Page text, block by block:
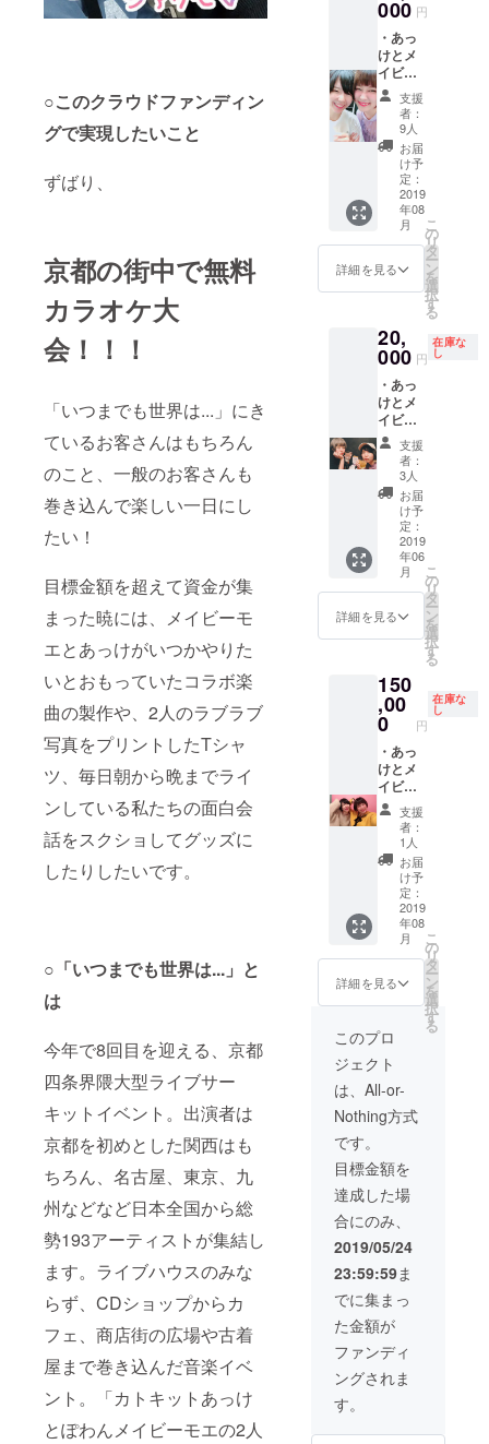
○このクラウドファンディン
グで実現したいこと
ずばり、
京都の街中で無料
カラオケ大
会！！！
「いつまでも世界は...」にき
ているお客さんはもちろん
のこと、一般のお客さんも
巻き込んで楽しい一日にし
たい！
目標金額を超えて資金が集
まった暁には、メイビーモ
エとあっけがいつかやりた
いとおもっていたコラボ楽
曲の製作や、2人のラブラブ
写真をプリントしたTシャ
ツ、毎日朝から晩までライ
ンしている私たちの面白会
話をスクショしてグッズに
したりしたいです。
○「いつまでも世界は...」と
は
今年で8回目を迎える、京都
四条界隈大型ライブサー
キットイベント。出演者は
京都を初めとした関西はも
ちろん、名古屋、東京、九
州などなど日本全国から総
勢193アーティストが集結し
ます。ライブハウスのみな
らず、CDショップからカ
フェ、商店街の広場や古着
屋まで巻き込んだ音楽イベ
ント。「カトキットあっけ
とぽわんメイビーモエの2人
とメイ
ビーモ
エから
ありが
とコメ
ント付
きチェ
キ！
000 円
・あっ
けとメ
イビー
モエの
コラボ
楽曲
CD-R
・メイ
ビーモ
エと
あっけ
のコラ
ボTシャ
ツ ・
あっけ
とメイ
エの十
八番カ
ラオケ
音源
CD-
R（カラ
オケ音
源はお
互いの
曲を交
換して
音源化
しま
す） ・
あっけ
とメイ
ビーモ
ント付
きチェ
キ！
支援
者：
9人
お届
け予
定：
2019
年08
月
詳細を見る
こ
の
リ
タ
ー
ン
を
選
択
す
る
20,
000 円
在庫な
し
・あっ
けとメ
イビー
モエと
京都観
光！（1
食分の
食事代
込み、
現地ま
での交
通費は
支援者
様のご
負担と
なりま
あっけ
とメイ
ビーモ
エの十
八番カ
ラオケ
音源
CD-
R（カラ
オケ音
源はお
互いの
曲を交
換して
音源化
しま
す） ・
あっけ
とメイ
ビーモ
エから
ありが
とコメ
ント付
きチェ
キ！
支援
者：
3人
お届
け予
定：
2019
年06
月
詳細を見る
こ
の
リ
タ
ー
ン
を
選
択
す
る
150
,00
0 円
在庫な
し
・あっ
けとメ
イビー
モエが
あなた
に楽曲
作りま
す！
（作詞
作曲ア
レンジ
込み、
ただし
楽曲の
著作権
はメイ
ビーモ
エが所
有しま
す） ・
あっけ
とメイ
八番カ
ラオケ
音源
CD-
R（カラ
オケ音
源はお
互いの
曲を交
換して
音源
化） ・
あっけ
エから
支援
者：
1人
お届
け予
定：
2019
年08
月
詳細を見る
こ
の
リ
タ
ー
ン
を
選
択
す
る
このプロ
ジェクト
は、All-or-
Nothing方式
です。
目標金額を
達成した場
合にのみ、
2019/05/24
23:59:59ま
でに集まっ
た金額が
ファンディ
ングされま
す。